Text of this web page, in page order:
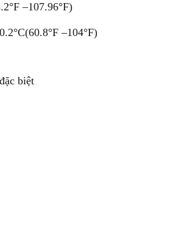
–107.96°F)
–104°F)
biệt